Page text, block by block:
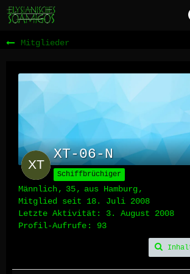
Mitglieder
XT-06-N
Schiffbrüchiger
Männlich 35
aus Hamburg
Mitglied seit 18. Juli 2008
Letzte Aktivität: 3. August 2008
Profil-Aufrufe
93